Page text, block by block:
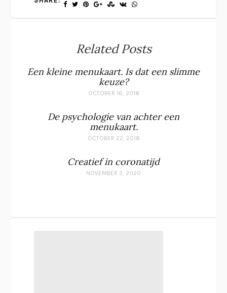
Related Posts
Een kleine menukaart. Is dat een slimme
keuze?
OCTOBER 16, 2018
De psychologie van achter een
menukaart.
OCTOBER 22, 2018
Creatief in coronatijd
NOVEMBER 2, 2020